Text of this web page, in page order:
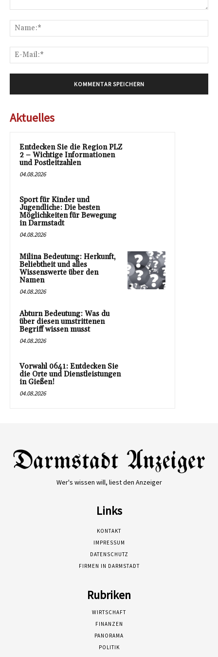
Aktuelles
Entdecken Sie die Region PLZ
2 – Wichtige Informationen
und Postleitzahlen
04.08.2026
Sport für Kinder und
Jugendliche: Die besten
Möglichkeiten für Bewegung
in Darmstadt
04.08.2026
Milina Bedeutung: Herkunft,
Beliebtheit und alles
Wissenswerte über den
Namen
04.08.2026
Abturn Bedeutung: Was du
über diesen umstrittenen
Begriff wissen musst
04.08.2026
Vorwahl 0641: Entdecken Sie
die Orte und Dienstleistungen
in Gießen!
04.08.2026
Wer's wissen will, liest den Anzeiger
Links
KONTAKT
IMPRESSUM
DATENSCHUTZ
FIRMEN IN DARMSTADT
Rubriken
WIRTSCHAFT
FINANZEN
PANORAMA
POLITIK